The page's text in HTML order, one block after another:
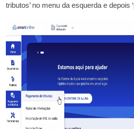
tributos’ no menu da esquerda e depois